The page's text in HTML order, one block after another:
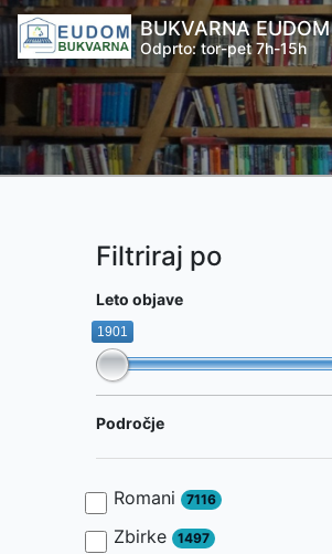
BUKVARNA EUDOM
Odprto: tor-pet 7h-15h
Filtriraj po
Leto objave
1901
Področje
Romani 7116
Zbirke 1497